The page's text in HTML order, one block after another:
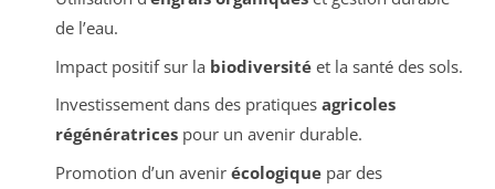
de l’eau.
Impact positif sur la biodiversitéet la santé des sols.
Investissement dans des pratiques agricoles
régénératricespour un avenir durable.
Promotion d’un avenir écologiquepar des